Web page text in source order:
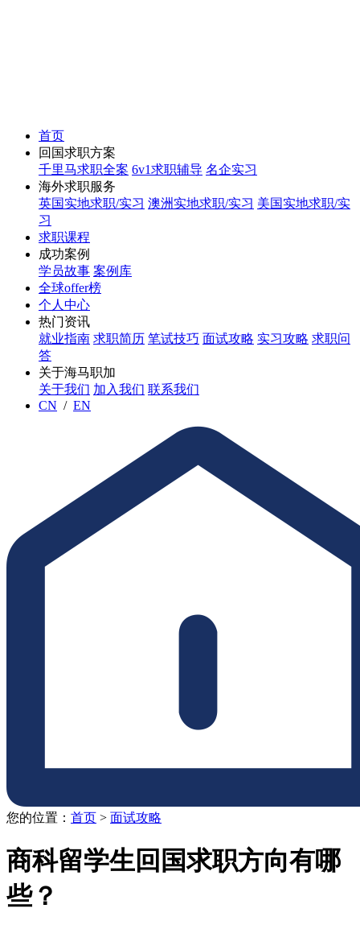
首页
回国求职方案
千里马求职全案 6v1求职辅导 名企实习
海外求职服务
英国实地求职/实习 澳洲实地求职/实习 美国实地求职/实
习
求职课程
成功案例
学员故事 案例库
全球offer榜
个人中心
热门资讯
就业指南 求职简历 笔试技巧 面试攻略 实习攻略 求职问
答
关于海马职加
关于我们 加入我们 联系我们
CN / EN
您的位置： 首页 > 面试攻略
商科留学生回国求职方向有哪
些？